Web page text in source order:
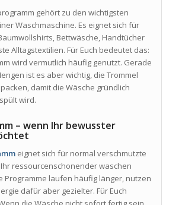
gehört zu den wichtigsten
Waschmaschine. Es eignet sich für
Bettwäsche, Handtücher
Alltagstextilien. Für Euch bedeutet das:
wird vermutlich häufig genutzt. Gerade
ist es aber wichtig, die Trommel
damit die Wäsche gründlich
wird.
– wenn Ihr bewusster
eignet sich für normal verschmutzte
ressourcenschonender waschen
Programme laufen häufig länger, nutzen
dafür aber gezielter. Für Euch